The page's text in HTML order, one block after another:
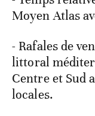
Moyen Atlas
- Rafales de
littoral
Centre et Sud
locales.